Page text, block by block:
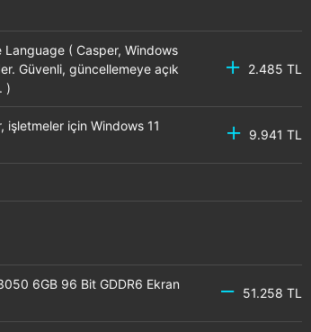
Language ( Casper, Windows
Güvenli, güncellemeye açık
)
2.485 TL
işletmeler için Windows 11
9.941 TL
6GB 96 Bit GDDR6 Ekran
51.258 TL